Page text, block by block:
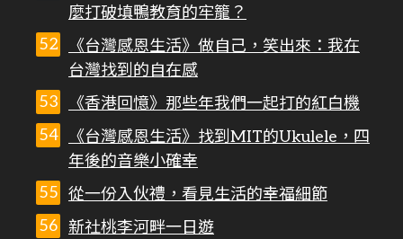
麼打破填鴨教育的牢籠？
《台灣感恩生活》做自己，笑出來：我在
台灣找到的自在感
《香港回憶》那些年我們一起打的紅白機
《台灣感恩生活》找到MIT的Ukulele，四
年後的音樂小確幸
從一份入伙禮，看見生活的幸福細節
新社桃李河畔一日遊